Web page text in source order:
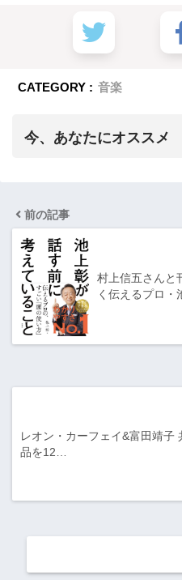
CATEGORY : 音楽
今、あなたにオススメ
前の記事
村上信五さん
く伝えるプロ・
レオン・カーフェイ&富田靖子
品を12…